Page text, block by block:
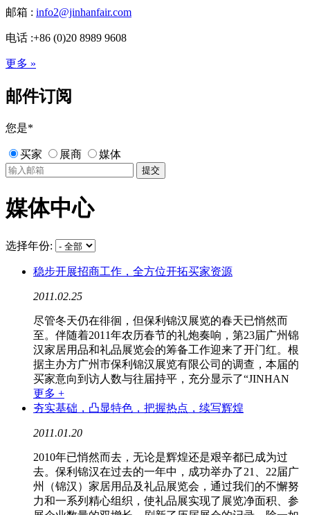
邮箱 : info2@jinhanfair.com
电话 :+86 (0)20 8989 9608
更多 »
邮件订阅
您是*
买家 展商 媒体
媒体中心
选择年份:
稳步开展招商工作，全方位开拓买家资源
2011.02.25
尽管冬天仍在徘徊，但保利锦汉展览的春天已悄然而
至。伴随着2011年农历春节的礼炮奏响，第23届广州锦
汉家居用品和礼品展览会的筹备工作迎来了开门红。根
据主办方广州市保利锦汉展览有限公司的调查，本届的
买家意向到访人数与往届持平，充分显示了“JINHAN
更多 +
夯实基础，凸显特色，把握热点，续写辉煌
2011.01.20
2010年已悄然而去，无论是辉煌还是艰辛都已成为过
去。保利锦汉在过去的一年中，成功举办了21、22届广
州（锦汉）家居用品及礼品展览会，通过我们的不懈努
力和一系列精心组织，使礼品展实现了展览净面积、参